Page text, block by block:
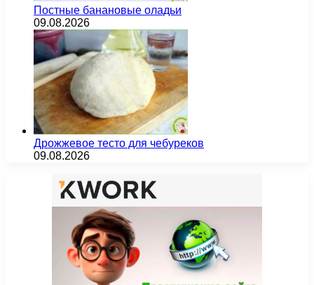
Постные банановые оладьи
09.08.2026
Дрожжевое тесто для чебуреков
09.08.2026